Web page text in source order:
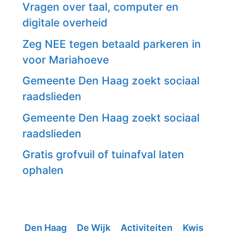
Vragen over taal, computer en
digitale overheid
Zeg NEE tegen betaald parkeren in
voor Mariahoeve
Gemeente Den Haag zoekt sociaal
raadslieden
Gemeente Den Haag zoekt sociaal
raadslieden
Gratis grofvuil of tuinafval laten
ophalen
Den Haag De Wijk Activiteiten
Kwis